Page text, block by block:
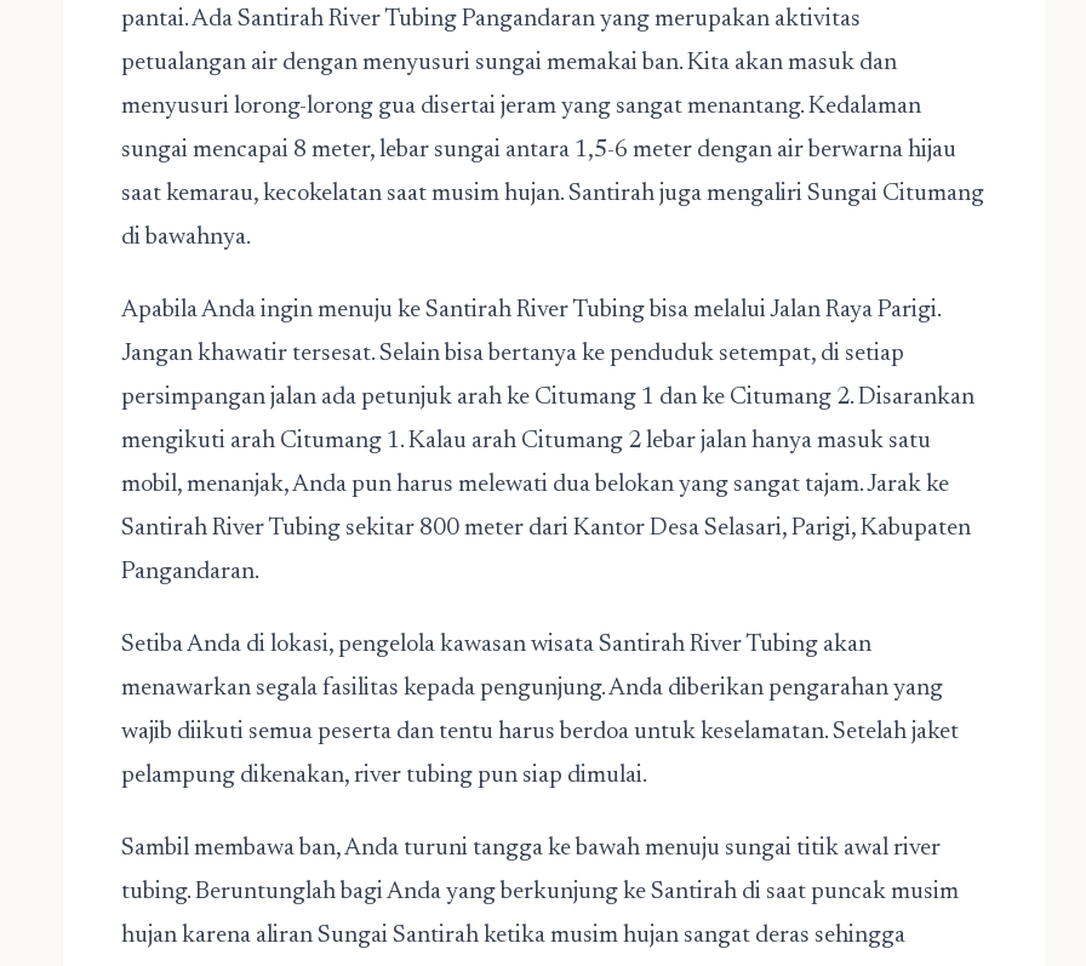
pantai. Ada Santirah River Tubing Pangandaran yang merupakan aktivitas
petualangan air dengan menyusuri sungai memakai ban. Kita akan masuk dan
menyusuri lorong-lorong gua disertai jeram yang sangat menantang. Kedalaman
sungai mencapai 8 meter, lebar sungai antara 1,5-6 meter dengan air berwarna hijau
saat kemarau, kecokelatan saat musim hujan. Santirah juga mengaliri Sungai Citumang
di bawahnya.
Apabila Anda ingin menuju ke Santirah River Tubing bisa melalui Jalan Raya Parigi.
Jangan khawatir tersesat. Selain bisa bertanya ke penduduk setempat, di setiap
persimpangan jalan ada petunjuk arah ke Citumang 1 dan ke Citumang 2. Disarankan
mengikuti arah Citumang 1. Kalau arah Citumang 2 lebar jalan hanya masuk satu
mobil, menanjak, Anda pun harus melewati dua belokan yang sangat tajam. Jarak ke
Santirah River Tubing sekitar 800 meter dari Kantor Desa Selasari, Parigi, Kabupaten
Pangandaran.
Setiba Anda di lokasi, pengelola kawasan wisata Santirah River Tubing akan
menawarkan segala fasilitas kepada pengunjung. Anda diberikan pengarahan yang
wajib diikuti semua peserta dan tentu harus berdoa untuk keselamatan. Setelah jaket
pelampung dikenakan, river tubing pun siap dimulai.
Sambil membawa ban, Anda turuni tangga ke bawah menuju sungai titik awal river
tubing. Beruntunglah bagi Anda yang berkunjung ke Santirah di saat puncak musim
hujan karena aliran Sungai Santirah ketika musim hujan sangat deras sehingga